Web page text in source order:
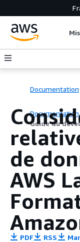
Documentation
Documentation
Guide du
de
AWS
PDF RSS